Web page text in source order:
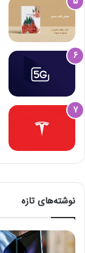
نوشته‌های تازه